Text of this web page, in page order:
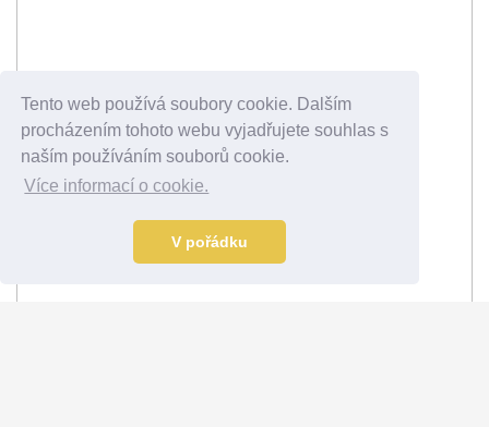
Tento web používá soubory cookie. Dalším
procházením tohoto webu vyjadřujete souhlas s
naším používáním souborů cookie.
Více informací o cookie.
V pořádku